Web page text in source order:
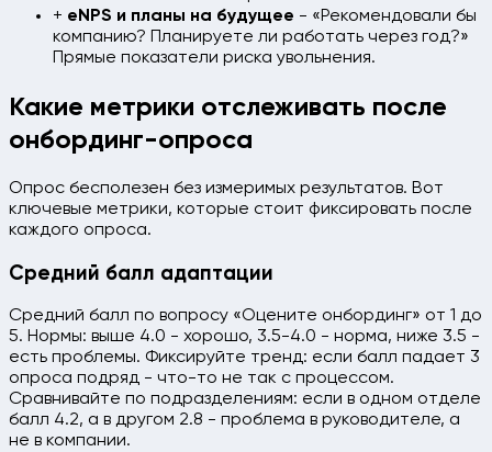
+ eNPS и планы на будущее - «Рекомендовали бы
компанию? Планируете ли работать через год?»
Прямые показатели риска увольнения.
Какие метрики отслеживать после
онбординг-опроса
Опрос бесполезен без измеримых результатов. Вот
ключевые метрики, которые стоит фиксировать после
каждого опроса.
Средний балл адаптации
Средний балл по вопросу «Оцените онбординг» от 1 до
5. Нормы: выше 4.0 - хорошо, 3.5-4.0 - норма, ниже 3.5 -
есть проблемы. Фиксируйте тренд: если балл падает 3
опроса подряд - что-то не так с процессом.
Сравнивайте по подразделениям: если в одном отделе
балл 4.2, а в другом 2.8 - проблема в руководителе, а
не в компании.